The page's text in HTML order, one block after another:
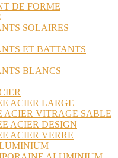
DE FORME
SOLAIRES
ET BATTANTS
BLANCS
ACIER LARGE
ACIER VITRAGE SABLE
ACIER DESIGN
ACIER VERRE